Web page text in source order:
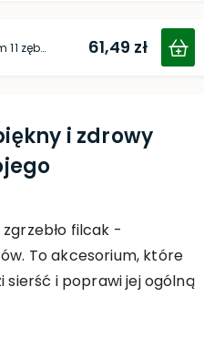
Zgrzebło filcak 6 cm x 18 cm 11 zębów 61,49 zł
i zdrowy
filcak -
To akcesorium, które
sierść i poprawi jej ogólną